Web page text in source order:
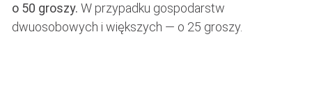
o 50 groszy. W przypadku gospodarstw
dwuosobowych i większych — o 25 groszy.